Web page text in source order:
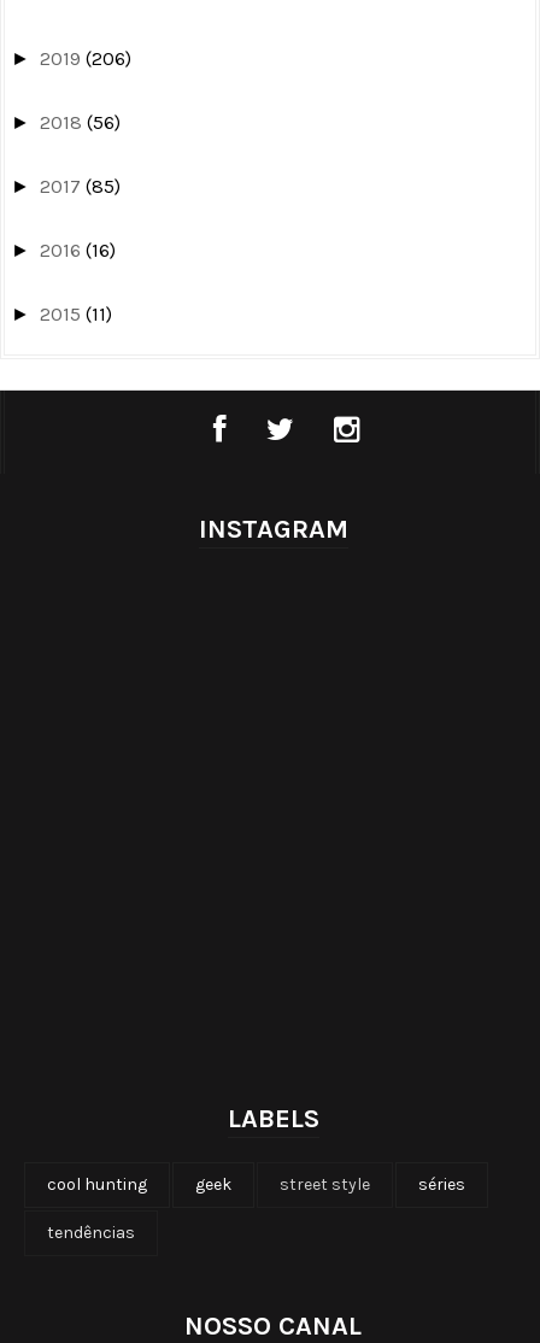
► 2019 (206)
► 2018 (56)
► 2017 (85)
► 2016 (16)
► 2015 (11)
INSTAGRAM
LABELS
cool hunting geek street style séries
tendências
NOSSO CANAL